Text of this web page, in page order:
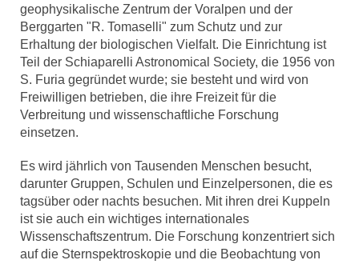
geophysikalische Zentrum der Voralpen und der
Berggarten "R. Tomaselli" zum Schutz und zur
Erhaltung der biologischen Vielfalt. Die Einrichtung ist
Teil der Schiaparelli Astronomical Society, die 1956 von
S. Furia gegründet wurde; sie besteht und wird von
Freiwilligen betrieben, die ihre Freizeit für die
Verbreitung und wissenschaftliche Forschung
einsetzen.
Es wird jährlich von Tausenden Menschen besucht,
darunter Gruppen, Schulen und Einzelpersonen, die es
tagsüber oder nachts besuchen. Mit ihren drei Kuppeln
ist sie auch ein wichtiges internationales
Wissenschaftszentrum. Die Forschung konzentriert sich
auf die Sternspektroskopie und die Beobachtung von